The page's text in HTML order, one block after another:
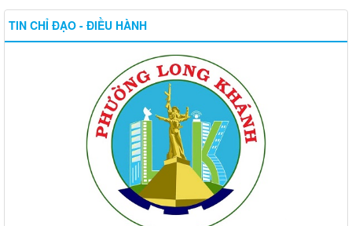
TIN CHỈ ĐẠO - ĐIỀU HÀNH